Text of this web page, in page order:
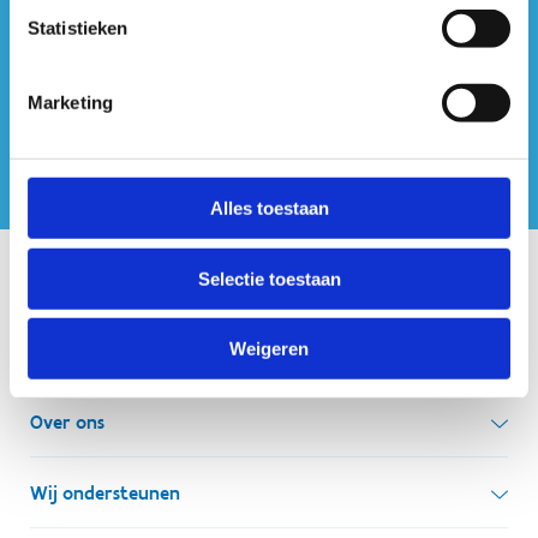
Statistieken
Marketing
Alles toestaan
Selectie toestaan
Weigeren
Sport Vlaanderen Hoofdzetel
Simon Bolivarlaan 17
1000 Brussel
Ondernemingsnummer: BE 0248.142.826
Over ons
Wie zijn we, wat doen we
Onze centra
Wij ondersteunen